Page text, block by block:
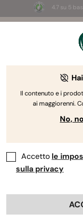
4.7 su 5
su prodotti
Guida alla
di
Cerca per
Gelato
Indice:
automatic:
Report di
Il contenuto e i
ai maggiorenni.
No,
Accetto le
sulla privacy